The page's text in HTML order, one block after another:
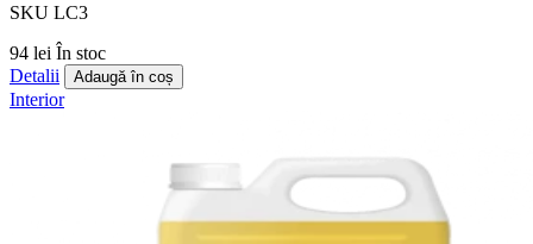
SKU LC3
94 lei În stoc
Detalii
Adaugă în coș
Interior